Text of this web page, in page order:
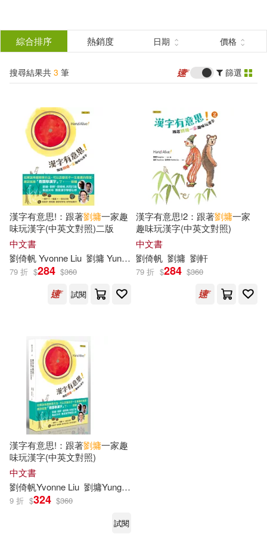
結
分類 (單選)
所有商品(3) 圖書(3)
作者 (可複選)
劉倚帆(1)
劉倚帆 Yvonne Liu(1)
劉倚帆Yvonne Liu(1) 劉墉(1)
劉墉 Yung Liu(1)
劉墉Yung Liu(1)
劉軒 Xuan Liu(1)
劉軒Xuan Liu(1)
出版社 (可複選)
聯合文學(3)
綜合排序 熱銷度 日期 價格
搜尋結果共 3 筆 篩選
漢字有意思!：跟著劉墉一家趣
味玩漢字(中英文對照)二版
中文書
劉倚帆Yvonne Liu 劉墉Yung Liu 劉軒 Xuan Liu
79 折 $284 $360
試閱
漢字有意思!2：跟著劉墉一家
趣味玩漢字(中英文對照)
中文書
劉倚帆 劉墉 劉軒
79 折 $284 $360
漢字有意思!：跟著劉墉一家趣
味玩漢字(中英文對照)
中文書
劉倚帆Yvonne Liu 劉墉Yung Liu
9 折 $324 $360
試閱